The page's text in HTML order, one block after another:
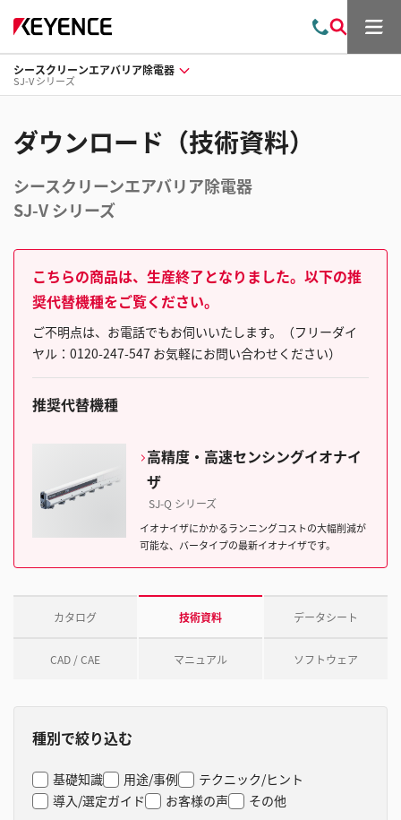
問
わ
索
メ
シースクリーンエアバリア除電器
SJ-V シリーズ
ダウンロード（技術資料）
シースクリーンエアバリア除電器
SJ-V シリーズ
こちらの商品は、生産終了となりました。以下の推
奨代替機種をご覧ください。
ご不明点は、お電話でもお伺いいたします。（フリーダイ
ヤル：0120-247-547 お気軽にお問い合わせください）
推奨代替機種
高精度・高速センシングイオナイ
ザ
SJ-Q シリーズ
イオナイザにかかるランニングコストの大幅削減が
可能な、バータイプの最新イオナイザです。
カタログ 技術資料 データシート
CAD / CAE マニュアル ソフトウェア
種別で絞り込む
基礎知識 用途/事例
テクニック/ヒント
導入/選定ガイド
お客様の声 その他